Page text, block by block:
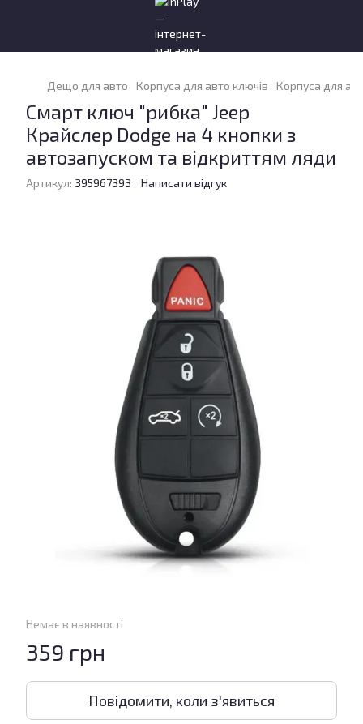
Дещо для авто Корпуса для авто ключів Корпуса для
Смарт ключ "рибка" Jeep
Крайслер Dodge на 4 кнопки з
автозапуском та відкриттям ляди
Артикул: 395967393 Написати відгук
Немає в наявності
359 грн
Повідомити, коли з'явиться